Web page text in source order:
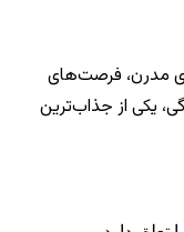
مدرن، فرصت‌های
یکی از جذاب‌ترین